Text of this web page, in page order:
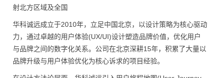
射北方区域及全国
华科诚远成立于2010年，立足中国北京，以设计策略为核心驱动
力，通过卓越的用户体验(UX/UI)设计塑造品牌价值，优化用户
与品牌之间的数字化关系。公司在北京深耕15年，积累了大量以
品牌升级与用户体验优化为核心诉求的项目经验。